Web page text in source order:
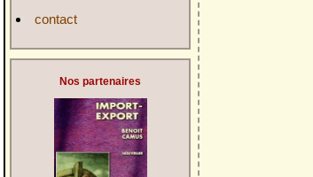
contact
Nos partenaires